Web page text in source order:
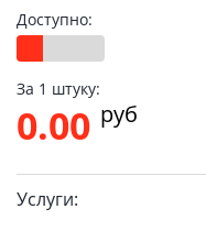
Доступно:
За 1 штуку:
0.00 pуб
Услуги: